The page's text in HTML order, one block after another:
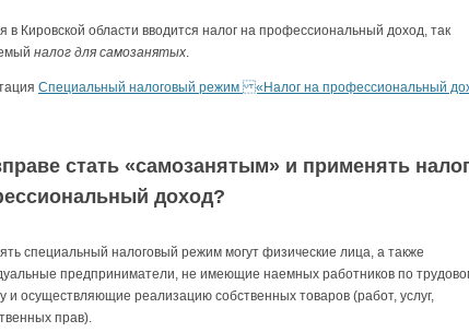
в Кировской области вводится налог на профессиональный доход, так
налог для самозанятых.
Специальный налоговый режим «Налог на профессиональный
стать «самозанятым» и применять
доход?
специальный налоговый режим могут физические лица, а также
предприниматели, не имеющие наемных работников по
и осуществляющие реализацию собственных товаров (работ, услуг,
прав).